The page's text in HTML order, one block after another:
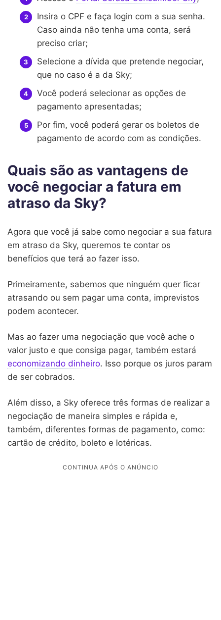
Insira o CPF e faça login com a sua senha.
Caso ainda não tenha uma conta, será
preciso criar;
Selecione a dívida que pretende negociar,
que no caso é a da Sky;
Você poderá selecionar as opções de
pagamento apresentadas;
Por fim, você poderá gerar os boletos de
pagamento de acordo com as condições.
Quais são as vantagens de
você negociar a fatura em
atraso da Sky?
Agora que você já sabe como negociar a sua fatura
em atraso da Sky, queremos te contar os
benefícios que terá ao fazer isso.
Primeiramente, sabemos que ninguém quer ficar
atrasando ou sem pagar uma conta, imprevistos
podem acontecer.
Mas ao fazer uma negociação que você ache o
valor justo e que consiga pagar, também estará
economizando dinheiro. Isso porque os juros param
de ser cobrados.
Além disso, a Sky oferece três formas de realizar a
negociação de maneira simples e rápida e,
também, diferentes formas de pagamento, como:
cartão de crédito, boleto e lotéricas.